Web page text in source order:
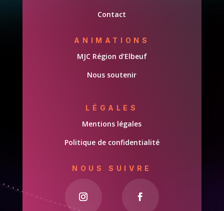
Contact
ANIMATIONS
MJC Région d’Elbeuf
Nous soutenir
LÉGALES
Mentions légales
Politique de confidentialité
NOUS SUIVRE